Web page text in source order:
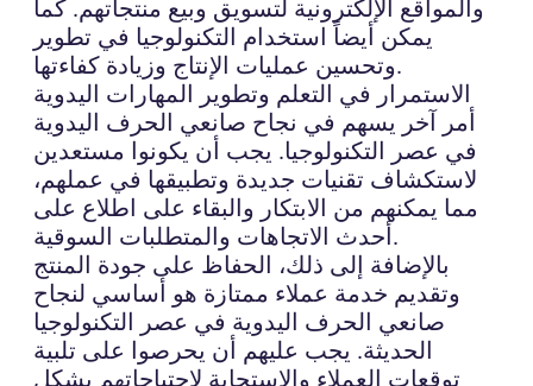
والمواقع الإلكترونية لتسويق وبيع منتجاتهم. كما
يمكن أيضاً استخدام التكنولوجيا في تطوير
وتحسين عمليات الإنتاج وزيادة كفاءتها.
الاستمرار في التعلم وتطوير المهارات اليدوية
أمر آخر يسهم في نجاح صانعي الحرف اليدوية
في عصر التكنولوجيا. يجب أن يكونوا مستعدين
لاستكشاف تقنيات جديدة وتطبيقها في عملهم،
مما يمكنهم من الابتكار والبقاء على اطلاع على
أحدث الاتجاهات والمتطلبات السوقية.
بالإضافة إلى ذلك، الحفاظ على جودة المنتج
وتقديم خدمة عملاء ممتازة هو أساسي لنجاح
صانعي الحرف اليدوية في عصر التكنولوجيا
الحديثة. يجب عليهم أن يحرصوا على تلبية
توقعات العملاء والاستجابة لاحتياجاتهم بشكل